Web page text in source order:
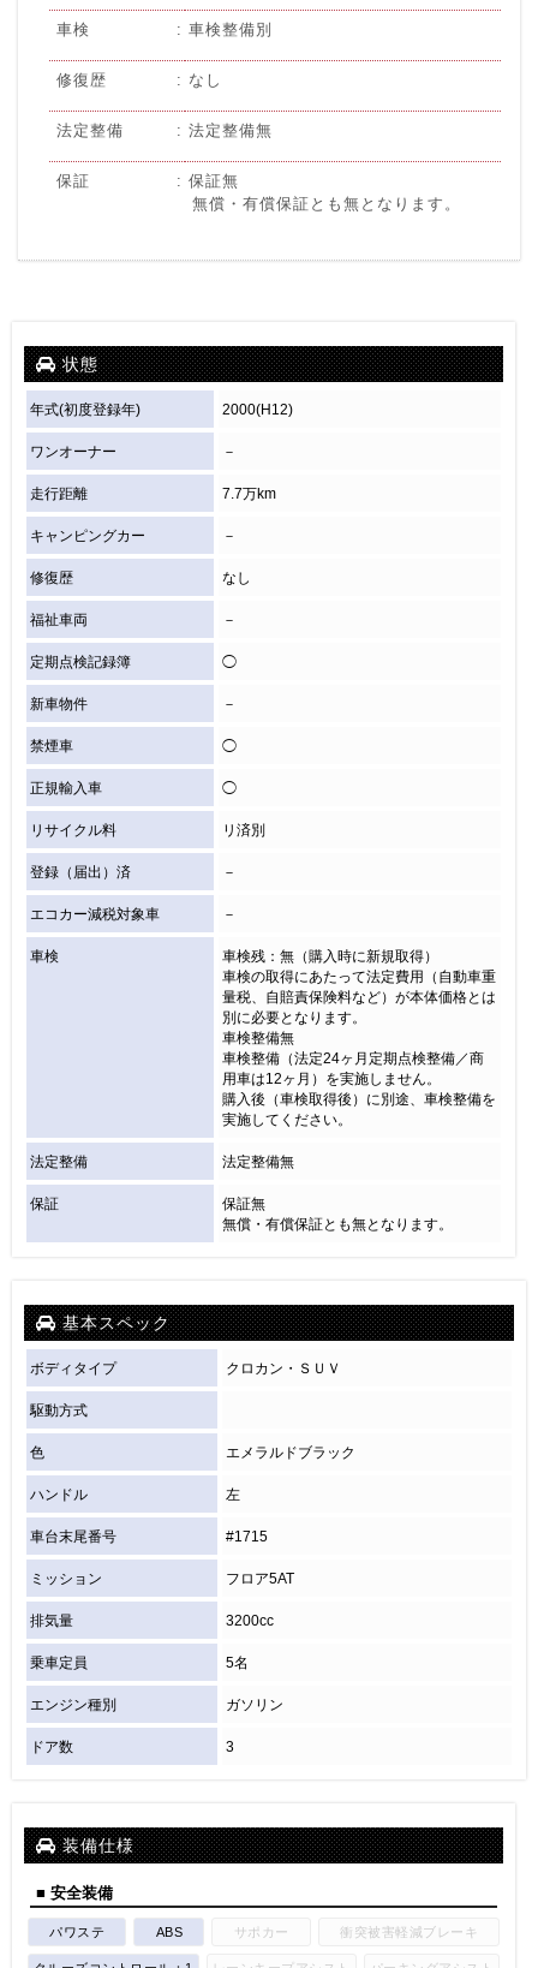
車検 車検整備別
修復歴 なし
法定整備 法定整備無
保証
保証無
無償・有償保証とも無となります。
状態
年式(初度登録年) 2000(H12)
ワンオーナー －
走行距離 7.7万km
キャンピングカー －
修復歴 なし
福祉車両 －
定期点検記録簿 ◯
新車物件 －
禁煙車 ◯
正規輸入車 ◯
リサイクル料 リ済別
登録（届出）済 －
エコカー減税対象車 －
車検
車検残：無（購入時に新規取得）
車検の取得にあたって法定費用（自動車重
量税、自賠責保険料など）が本体価格とは
別に必要となります。
車検整備無
車検整備（法定24ヶ月定期点検整備／商
用車は12ヶ月）を実施しません。
購入後（車検取得後）に別途、車検整備を
実施してください。
法定整備 法定整備無
保証
保証無
無償・有償保証とも無となります。
基本スペック
ボディタイプ クロカン・ＳＵＶ
駆動方式
色 エメラルドブラック
ハンドル 左
車台末尾番号 #1715
ミッション フロア5AT
排気量 3200cc
乗車定員 5名
エンジン種別 ガソリン
ドア数 3
装備仕様
■ 安全装備
パワステ ABS サポカー 衝突被害軽減ブレーキ